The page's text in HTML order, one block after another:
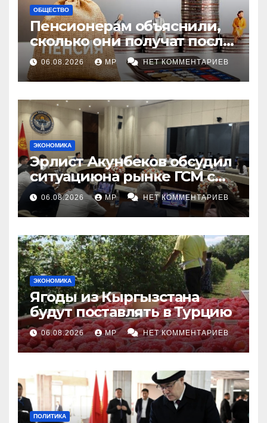
ОБЩЕСТВО
Пенсионерам объяснили,
сколько они получат после
индексации
06.08.2026 MP НЕТ КОММЕНТАРИЕВ
ЭКОНОМИКА
Эрлист Акунбеков обсудил
ситуациюна рынке ГСМ с
топливными компаниями
06.08.2026 MP НЕТ КОММЕНТАРИЕВ
ЭКОНОМИКА
Ягоды из Кыргызстана
будут поставлять в Турцию
06.08.2026 MP НЕТ КОММЕНТАРИЕВ
ПОЛИТИКА